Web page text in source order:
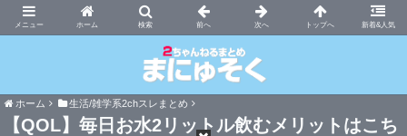
ホーム 新着&人気
まにゅそく 2chまとめニュース速報VIP
ホーム 生活/雑学系2chスレまとめ
【QOL】毎日お水2リットル飲むメリットはこち